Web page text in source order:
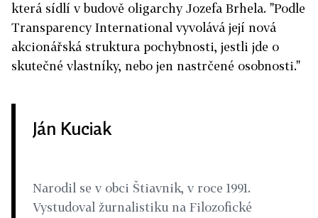
která sídlí v budově oligarchy Jozefa Brhela. "Podle
Transparency International vyvolává její nová
akcionářská struktura pochybnosti, jestli jde o
skutečné vlastníky, nebo jen nastrčené osobnosti."
Ján Kuciak
Narodil se v obci Štiavnik, v roce 1991.
Vystudoval žurnalistiku na Filozofické